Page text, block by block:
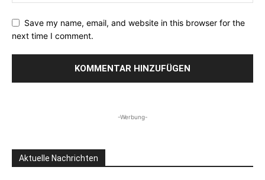
Save my name, email, and website in this browser for the
next time I comment.
-Werbung-
Aktuelle Nachrichten